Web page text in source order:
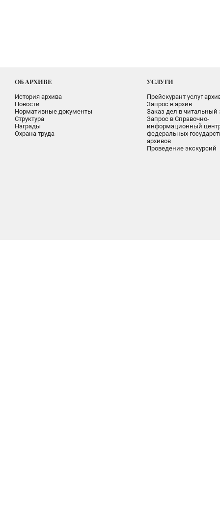
ОБ АРХИВЕ
История архива
Новости
Нормативные документы
Структура
Награды
Охрана труда
УСЛУГИ
Прейскурант услуг
Запрос в архив
Заказ дел в читальный
Запрос в Справочно-
информационный
федеральных
архивов
Проведение экскурсий